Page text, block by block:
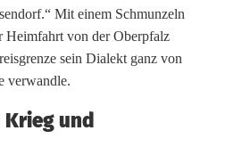
Mit einem Schmunzeln
Heimfahrt von der Oberpfalz
sein Dialekt ganz von
verwandle.
und